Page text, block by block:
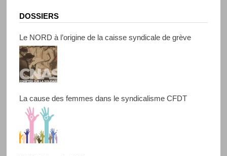
DOSSIERS
Le NORD à l’origine de la caisse syndicale de grève
La cause des femmes dans le syndicalisme CFDT